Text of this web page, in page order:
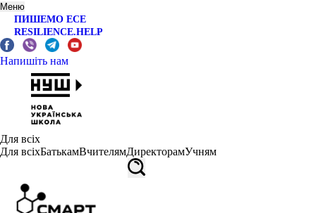
Меню
ПИШЕМО ЕСЕ
RESILIENCE.HELP
Напишіть нам
Для всіх
Для всіхБатькамВчителямДиректорамУчням